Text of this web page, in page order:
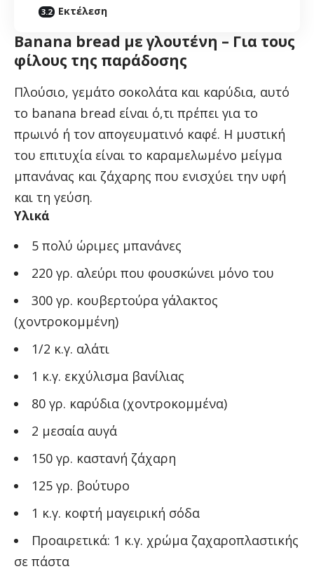
Εκτέλεση
Banana bread με γλουτένη – Για τους
φίλους της παράδοσης
Πλούσιο, γεμάτο σοκολάτα και καρύδια, αυτό
το banana bread είναι ό,τι πρέπει για το
πρωινό ή τον απογευματινό καφέ. Η μυστική
του επιτυχία είναι το καραμελωμένο μείγμα
μπανάνας και ζάχαρης που ενισχύει την υφή
και τη γεύση.
Υλικά
5 πολύ ώριμες μπανάνες
220 γρ. αλεύρι που φουσκώνει μόνο του
300 γρ. κουβερτούρα γάλακτος
(χοντροκομμένη)
1/2 κ.γ. αλάτι
1 κ.γ. εκχύλισμα βανίλιας
80 γρ. καρύδια (χοντροκομμένα)
2 μεσαία αυγά
150 γρ. καστανή ζάχαρη
125 γρ. βούτυρο
1 κ.γ. κοφτή μαγειρική σόδα
Προαιρετικά: 1 κ.γ. χρώμα ζαχαροπλαστικής
σε πάστα